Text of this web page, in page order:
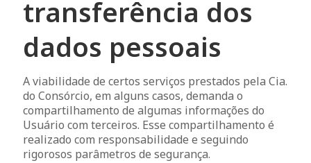
transferência dos
dados pessoais
A viabilidade de certos serviços prestados pela Cia.
do Consórcio, em alguns casos, demanda o
compartilhamento de algumas informações do
Usuário com terceiros. Esse compartilhamento é
realizado com responsabilidade e seguindo
rigorosos parâmetros de segurança.